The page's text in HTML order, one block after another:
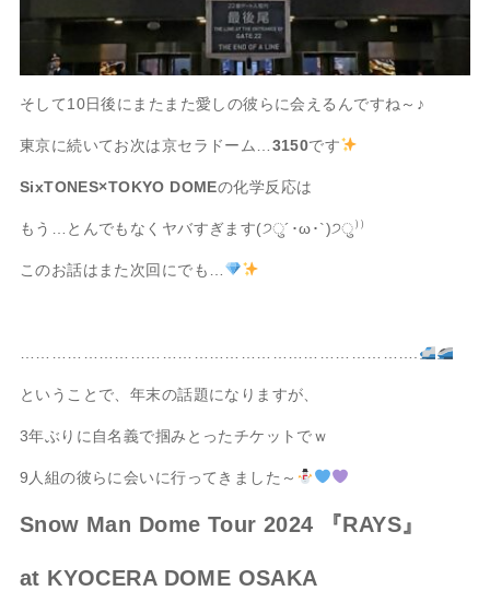
そして10日後にまたまた愛しの彼らに会えるんですね～♪
東京に続いてお次は京セラドーム… 3150です
SixTONES×TOKYO DOMEの化学反応は
もう…とんでもなくヤバすぎます(੭ु´･ω･`)੭ु⁾⁾
このお話はまた次回にでも…
ということで、年末の話題になりますが、
3年ぶりに自名義で掴みとったチケットでｗ
9人組の彼らに会いに行ってきました～
Snow Man Dome Tour 2024 『RAYS』
at KYOCERA DOME OSAKA